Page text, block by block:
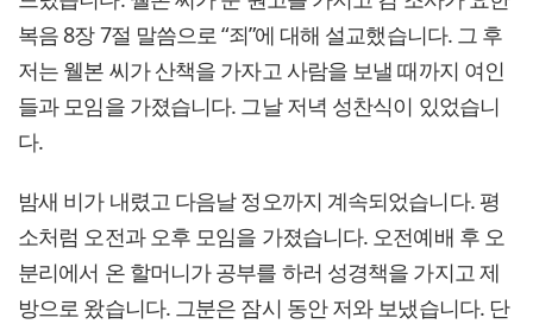
복음 8장 7절 말씀으로 “죄”에 대해 설교했습니다. 그 후
저는 웰본 씨가 산책을 가자고 사람을 보낼 때까지 여인
들과 모임을 가졌습니다. 그날 저녁 성찬식이 있었습니
다.
밤새 비가 내렸고 다음날 정오까지 계속되었습니다. 평
소처럼 오전과 오후 모임을 가졌습니다. 오전예배 후 오
분리에서 온 할머니가 공부를 하러 성경책을 가지고 제
방으로 왔습니다. 그분은 잠시 동안 저와 보냈습니다. 단